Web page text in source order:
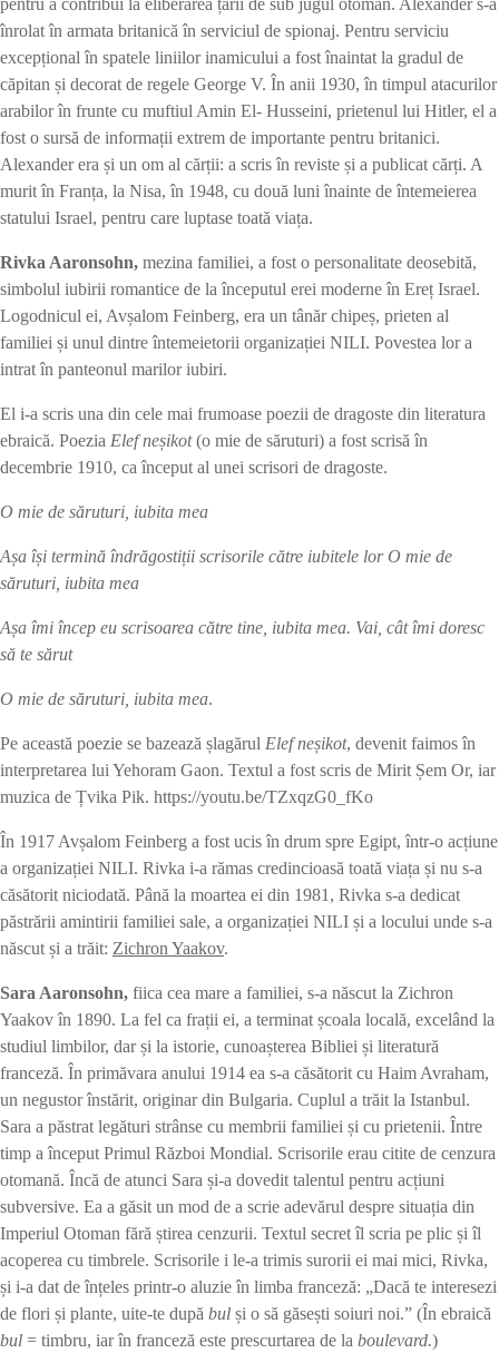
înrolat în armata britanică în serviciul de spionaj. Pentru serviciu
excepțional în spatele liniilor inamicului a fost înaintat la gradul de
căpitan și decorat de regele George V. În anii 1930, în timpul atacurilor
arabilor în frunte cu muftiul Amin El- Husseini, prietenul lui Hitler, el a
fost o sursă de informații extrem de importante pentru britanici.
Alexander era și un om al cărții: a scris în reviste și a publicat cărți. A
murit în Franța, la Nisa, în 1948, cu două luni înainte de întemeierea
statului Israel, pentru care luptase toată viața.
Rivka Aaronsohn, mezina familiei, a fost o personalitate deosebită,
simbolul iubirii romantice de la începutul erei moderne în Ereț Israel.
Logodnicul ei, Avșalom Feinberg, era un tânăr chipeș, prieten al
familiei și unul dintre întemeietorii organizației NILI. Povestea lor a
intrat în panteonul marilor iubiri.
El i-a scris una din cele mai frumoase poezii de dragoste din literatura
ebraică. Poezia Elef neșikot(o mie de săruturi) a fost scrisă în
decembrie 1910, ca început al unei scrisori de dragoste.
O mie de săruturi, iubita mea
Așa își termină îndrăgostiții scrisorile către iubitele lor O mie de
săruturi, iubita mea
Așa îmi încep eu scrisoarea către tine, iubita mea. Vai, cât îmi doresc
să te sărut
O mie de săruturi, iubita mea.
Pe această poezie se bazează șlagărul Elef neșikot, devenit faimos în
interpretarea lui Yehoram Gaon. Textul a fost scris de Mirit Șem Or, iar
muzica de Țvika Pik. https://youtu.be/TZxqzG0_fKo
În 1917 Avșalom Feinberg a fost ucis în drum spre Egipt, într-o acțiune
a organizației NILI. Rivka i-a rămas credincioasă toată viața și nu s-a
căsătorit niciodată. Până la moartea ei din 1981, Rivka s-a dedicat
păstrării amintirii familiei sale, a organizației NILI și a locului unde s-a
născut și a trăit: Zichron Yaakov.
Sara Aaronsohn, fiica cea mare a familiei, s-a născut la Zichron
Yaakov în 1890. La fel ca frații ei, a terminat școala locală, excelând la
studiul limbilor, dar și la istorie, cunoașterea Bibliei și literatură
franceză. În primăvara anului 1914 ea s-a căsătorit cu Haim Avraham,
un negustor înstărit, originar din Bulgaria. Cuplul a trăit la Istanbul.
Sara a păstrat legături strânse cu membrii familiei și cu prietenii. Între
timp a început Primul Război Mondial. Scrisorile erau citite de cenzura
otomană. Încă de atunci Sara și-a dovedit talentul pentru acțiuni
subversive. Ea a găsit un mod de a scrie adevărul despre situația din
Imperiul Otoman fără știrea cenzurii. Textul secret îl scria pe plic și îl
acoperea cu timbrele. Scrisorile i le-a trimis surorii ei mai mici, Rivka,
și i-a dat de înțeles printr-o aluzie în limba franceză: „Dacă te interesezi
de flori și plante, uite-te după bul și o să găsești soiuri noi.” (În ebraică
bul = timbru, iar în franceză este prescurtarea de la boulevard.)